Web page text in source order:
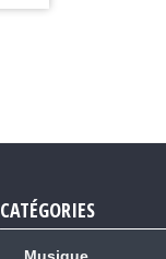
CATÉGORIES